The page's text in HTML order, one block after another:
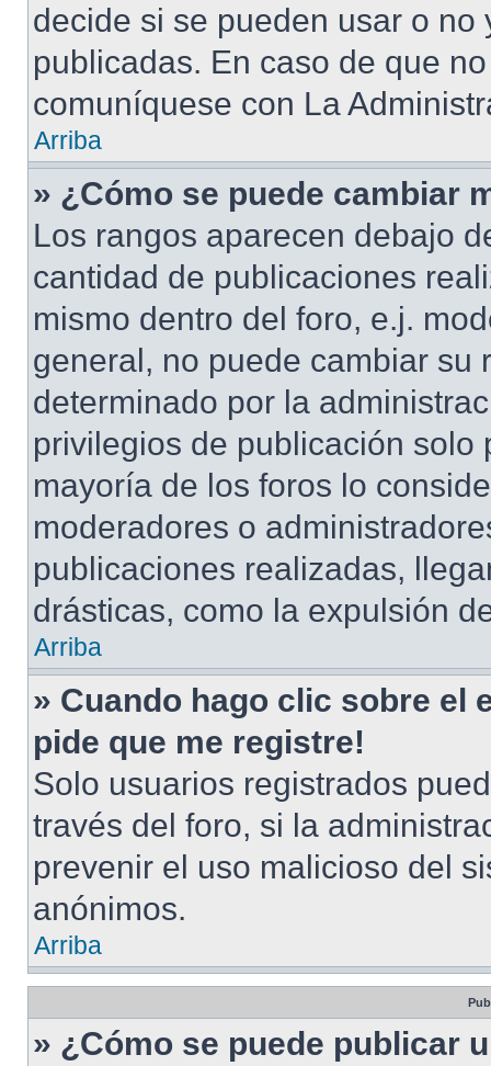
decide si se pueden usar o
publicadas. En caso de que
comuníquese con La
Arriba
» ¿Cómo se puede cambiar
Los rangos aparecen debajo
cantidad de publicaciones
mismo dentro del foro, e.j.
general, no puede cambiar su
determinado por la
privilegios de publicación solo
mayoría de los foros lo
moderadores o
publicaciones realizadas,
drásticas, como la expulsión
Arriba
» Cuando hago clic sobre el
pide que me registre!
Solo usuarios registrados
través del foro, si la
prevenir el uso malicioso del
anónimos.
Arriba
» ¿Cómo se puede publicar